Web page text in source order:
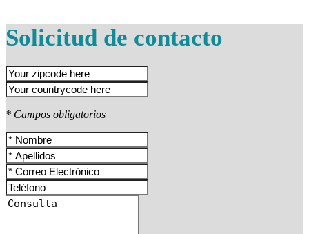
Solicitud de contacto
* Campos obligatorios